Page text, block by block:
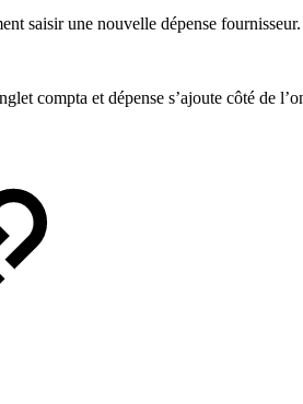
saisir une nouvelle dépense fournisseur.
compta et dépense s’ajoute côté de